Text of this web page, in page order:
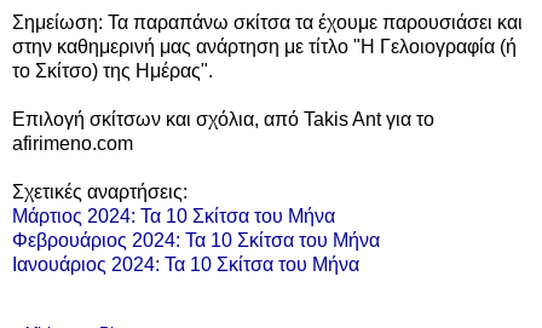
Σημείωση: Τα παραπάνω σκίτσα τα έχουμε παρουσιάσει και
στην καθημερινή μας ανάρτηση με τίτλο "Η Γελοιογραφία (ή
το Σκίτσο) της Ημέρας".
Επιλογή σκίτσων και σχόλια, από Takis Ant για το
afirimeno.com
Σχετικές αναρτήσεις:
Μάρτιος 2024: Τα 10 Σκίτσα του Μήνα
Φεβρουάριος 2024: Τα 10 Σκίτσα του Μήνα
Ιανουάριος 2024: Τα 10 Σκίτσα του Μήνα